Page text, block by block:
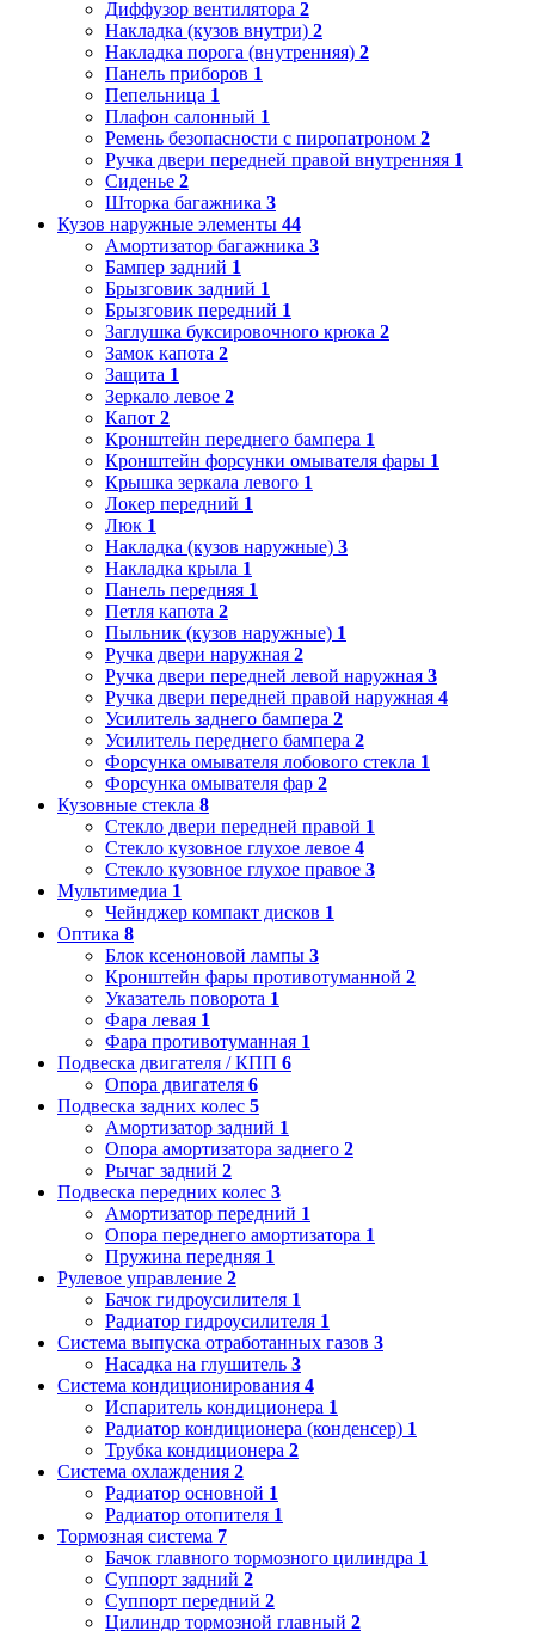
Диффузор вентилятора 2
Накладка (кузов внутри) 2
Накладка порога (внутренняя) 2
Панель приборов 1
Пепельница 1
Плафон салонный 1
Ремень безопасности с пиропатроном 2
Ручка двери передней правой внутренняя 1
Сиденье 2
Шторка багажника 3
Кузов наружные элементы 44
Амортизатор багажника 3
Бампер задний 1
Брызговик задний 1
Брызговик передний 1
Заглушка буксировочного крюка 2
Замок капота 2
Защита 1
Зеркало левое 2
Капот 2
Кронштейн переднего бампера 1
Кронштейн форсунки омывателя фары 1
Крышка зеркала левого 1
Локер передний 1
Люк 1
Накладка (кузов наружные) 3
Накладка крыла 1
Панель передняя 1
Петля капота 2
Пыльник (кузов наружные) 1
Ручка двери наружная 2
Ручка двери передней левой наружная 3
Ручка двери передней правой наружная 4
Усилитель заднего бампера 2
Усилитель переднего бампера 2
Форсунка омывателя лобового стекла 1
Форсунка омывателя фар 2
Кузовные стекла 8
Стекло двери передней правой 1
Стекло кузовное глухое левое 4
Стекло кузовное глухое правое 3
Мультимедиа 1
Чейнджер компакт дисков 1
Оптика 8
Блок ксеноновой лампы 3
Кронштейн фары противотуманной 2
Указатель поворота 1
Фара левая 1
Фара противотуманная 1
Подвеска двигателя / КПП 6
Опора двигателя 6
Подвеска задних колес 5
Амортизатор задний 1
Опора амортизатора заднего 2
Рычаг задний 2
Подвеска передних колес 3
Амортизатор передний 1
Опора переднего амортизатора 1
Пружина передняя 1
Рулевое управление 2
Бачок гидроусилителя 1
Радиатор гидроусилителя 1
Система выпуска отработанных газов 3
Насадка на глушитель 3
Система кондиционирования 4
Испаритель кондиционера 1
Радиатор кондиционера (конденсер) 1
Трубка кондиционера 2
Система охлаждения 2
Радиатор основной 1
Радиатор отопителя 1
Тормозная система 7
Бачок главного тормозного цилиндра 1
Суппорт задний 2
Суппорт передний 2
Цилиндр тормозной главный 2